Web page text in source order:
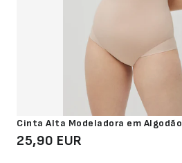
Cinta Alta Modeladora em Algodão
25,90 EUR